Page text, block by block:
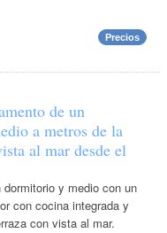
Precios
de un
a metros de la
al mar desde el
y medio con un
con cocina integrada y
con vista al mar.